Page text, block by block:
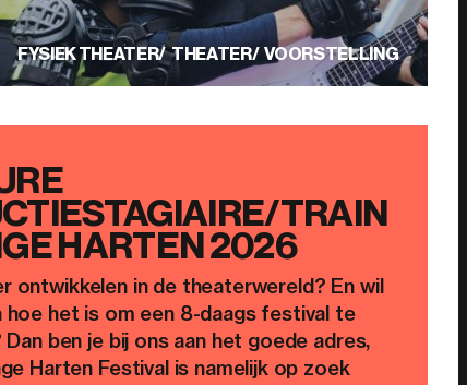
FYSIEK THEATER THEATER VOORSTELLING
TRAIN
HARTEN 2026
ontwikkelen in de theaterwereld? En wil
hoe het is om een 8-daags festival te
ben je bij ons aan het goede adres,
Harten Festival is namelijk op zoek